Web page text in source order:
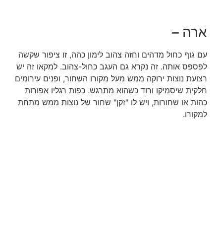
ארה –
עם גוף כחול מדהים וחזה צהוב לימון כהה, זו ציפור שקשה
לפספס אותה. זה נקרא גם העגב כחול-צהוב. למקאו זה יש
רצועת נוצות ירוקה ממש מעל מקורו השחור, ופנים עירומים
חלקית שיסמיקו ורוד כשהוא מתרגש. כפות רגליו אפורות
כהות או שחורות, ויש לו "זקן" שחור של נוצות ממש מתחת
למקורו.